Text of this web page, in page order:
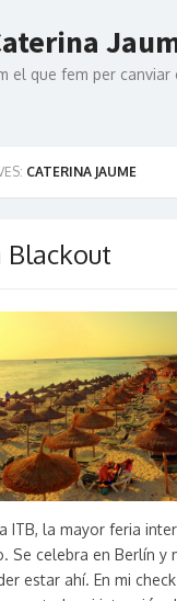
el que fem per canviar
CATERINA JAUME
Blackout
ITB, la mayor feria
Se celebra en Berlín y
estar ahí. En mi